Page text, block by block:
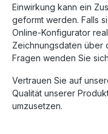
Einwirkung kann ein
geformt werden. Falls
Online-Konfigurator
Zeichnungsdaten über
Fragen wenden Sie
Vertrauen Sie auf
Qualität unserer
umzusetzen.